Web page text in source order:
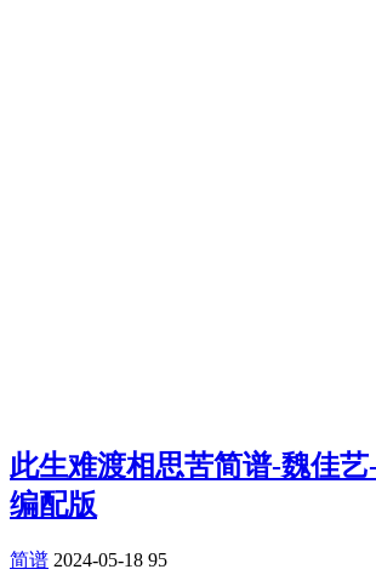
此生难渡相思苦简谱-魏佳
编配版
简谱 2024-05-18 95